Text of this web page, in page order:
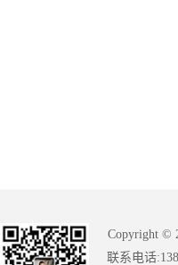
Copyright ©
联系电话